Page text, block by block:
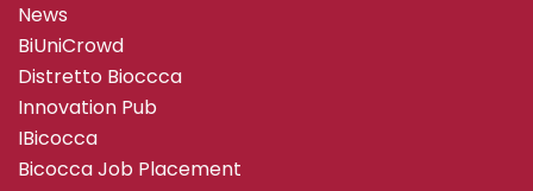
News
BiUniCrowd
Distretto Bioccca
Innovation Pub
IBicocca
Bicocca Job Placement